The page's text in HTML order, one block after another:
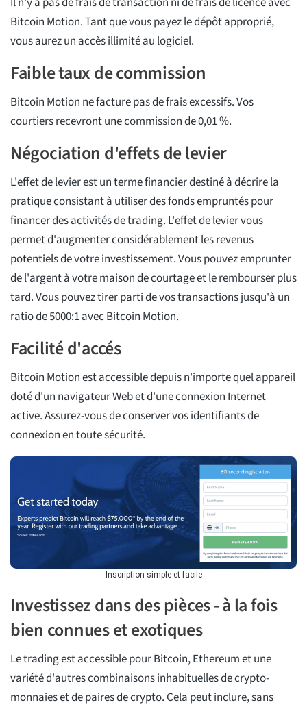
Bitcoin Motion. Tant que vous payez le dépôt approprié,
vous aurez un accès illimité au logiciel.
Faible taux de commission
Bitcoin Motion ne facture pas de frais excessifs. Vos
courtiers recevront une commission de 0,01 %.
Négociation d'effets de levier
L'effet de levier est un terme financier destiné à décrire la
pratique consistant à utiliser des fonds empruntés pour
financer des activités de trading. L'effet de levier vous
permet d'augmenter considérablement les revenus
potentiels de votre investissement. Vous pouvez emprunter
de l'argent à votre maison de courtage et le rembourser plus
tard. Vous pouvez tirer parti de vos transactions jusqu'à un
ratio de 5000:1 avec Bitcoin Motion.
Facilité d'accés
Bitcoin Motion est accessible depuis n'importe quel appareil
doté d'un navigateur Web et d'une connexion Internet
active. Assurez-vous de conserver vos identifiants de
connexion en toute sécurité.
Inscription simple et facile
Investissez dans des pièces - à la fois
bien connues et exotiques
Le trading est accessible pour Bitcoin, Ethereum et une
variété d'autres combinaisons inhabituelles de crypto-
monnaies et de paires de crypto. Cela peut inclure, sans